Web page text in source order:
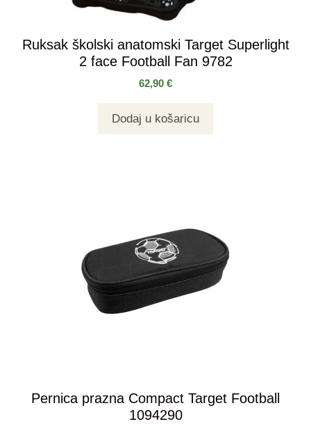
Ruksak školski anatomski Target Superlight
2 face Football Fan 9782
62,90 €
Dodaj u košaricu
Pernica prazna Compact Target Football
1094290